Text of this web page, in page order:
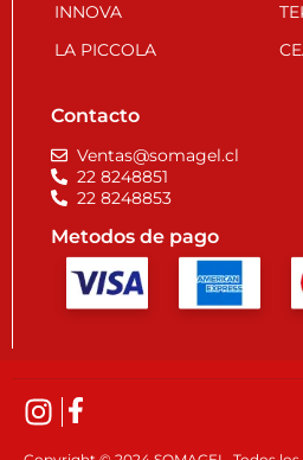
INNOVA
LA PICCOLA
Contacto
Ventas@somagel.cl
22 8248851
22 8248853
Metodos de pago